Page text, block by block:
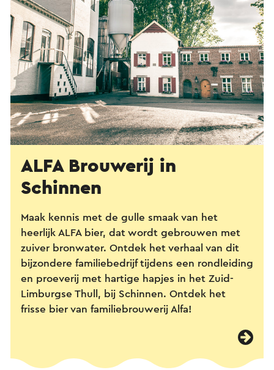
ALFA Brouwerij in
Schinnen
Maak kennis met de gulle smaak van het
heerlijk ALFA bier, dat wordt gebrouwen met
zuiver bronwater. Ontdek het verhaal van dit
bijzondere familiebedrijf tijdens een rondleiding
en proeverij met hartige hapjes in het Zuid-
Limburgse Thull, bij Schinnen. Ontdek het
frisse bier van familiebrouwerij Alfa!